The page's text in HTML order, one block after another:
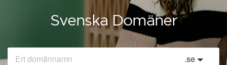
Svenska Domäner
.se